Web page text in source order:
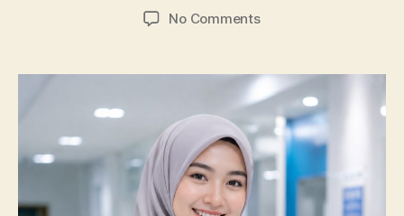
No Commentson
Unissula
Catatkan
Prestasi
Membanggakan,
100%
Mahasiswanya